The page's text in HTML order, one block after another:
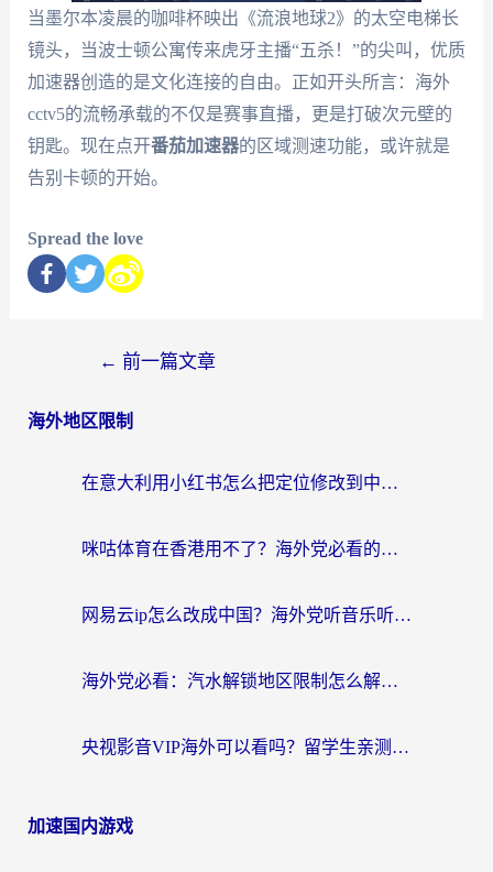
当墨尔本凌晨的咖啡杯映出《流浪地球2》的太空电梯长
镜头，当波士顿公寓传来虎牙主播“五杀！”的尖叫，优质
加速器创造的是文化连接的自由。正如开头所言：海外
cctv5的流畅承载的不仅是赛事直播，更是打破次元壁的
钥匙。现在点开番茄加速器的区域测速功能，或许就是
告别卡顿的开始。
Spread the love
← 前一篇文章
海外地区限制
在意大利用小红书怎么把定位修改到中国国内？3个实用技巧+1个靠谱工具帮你搞定
咪咕体育在香港用不了？海外党必看的回国加速器选择指南（附3个真实场景解决方案）
网易云ip怎么改成中国？海外党听音乐听书的无痛解决方案
海外党必看：汽水解锁地区限制怎么解除？3招解决国内影音&生活服务难题
央视影音VIP海外可以看吗？留学生亲测有效的回国加速器选择指南
加速国内游戏